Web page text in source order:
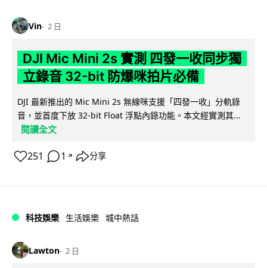
Vin 2 日
DJI Mic Mini 2s 實測 四發一收同步獨
立錄音 32-bit 防爆咪拍片必備
DJI 最新推出的 Mic Mini 2s 無線咪支援「四發一收」分軌錄
音，並首度下放 32-bit Float 浮點內錄功能。本文經實測其...
閱讀全文
251 1 ↗ 分享
科技娛樂 生活娛樂 城中熱話
Lawton 2 日